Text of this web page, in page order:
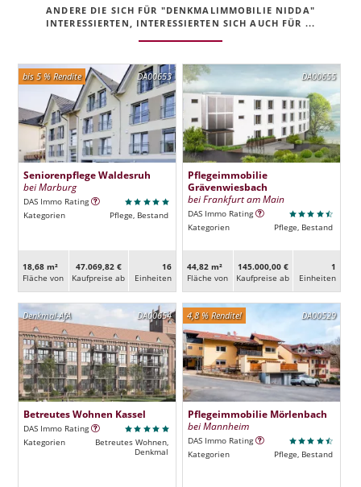
ANDERE DIE SICH FÜR "DENKMALIMMOBILIE NIDDA"
INTERESSIERTEN, INTERESSIERTEN SICH AUCH FÜR ...
DA00653
bis 5 % Rendite
Seniorenpflege Waldesruh
bei Marburg
DAS Immo Rating
Kategorien
Pflege, Bestand
18,68 m²
Fläche von
47.069,82 €
Kaufpreise ab
16
Ein­heiten
DA00655
Pflegeimmobilie
Grävenwiesbach
bei Frankfurt am Main
DAS Immo Rating
Kategorien
Pflege, Bestand
44,82 m²
Fläche von
145.000,00 €
Kaufpreise ab
1
Ein­heiten
DA00654
Denkmal-AfA
Betreutes Wohnen Kassel
DAS Immo Rating
Kategorien
Betreutes Wohnen,
Denkmal
DA00529
4,8 % Rendite!
Pflegeimmobilie Mörlenbach
bei Mannheim
DAS Immo Rating
Kategorien
Pflege, Bestand